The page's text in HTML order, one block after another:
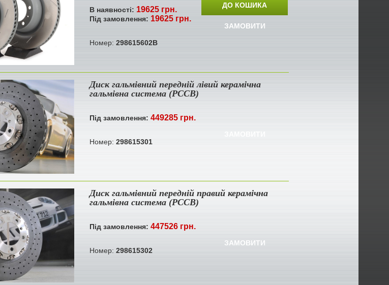
В наявності: 19625 грн.
Під замовлення: 19625 грн.
ДО КОШИКА
ЗАМОВИТИ
Номер: 298615602B
Диск гальмівний передній лівий керамічна
гальмівна система (PCCB)
Під замовлення: 449285 грн.
Номер: 298615301
Диск гальмівний передній правий керамічна
гальмівна система (PCCB)
Під замовлення: 447526 грн.
ЗАМОВИТИ
Номер: 298615302